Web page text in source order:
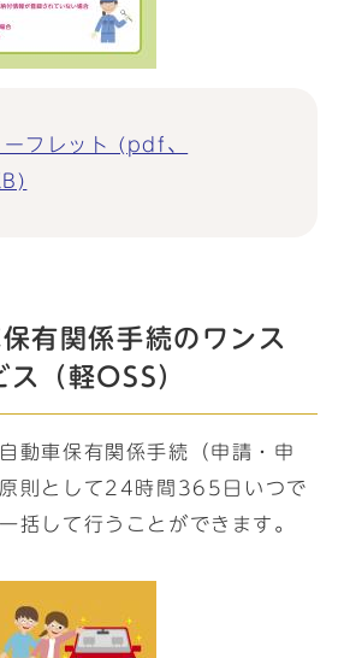
ーフレット (pdf、
有関係手続のワンス
（軽OSS）
動車保有関係手続（申請・申
則として24時間365日いつで
括して行うことができます。